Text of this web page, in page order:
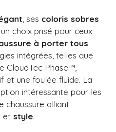
, ses coloris sobres
choix prisé pour ceux
à porter tous
intégrées, telles que
CloudTec Phase™,
et une foulée fluide. La
intéressante pour les
chaussure alliant
et style.